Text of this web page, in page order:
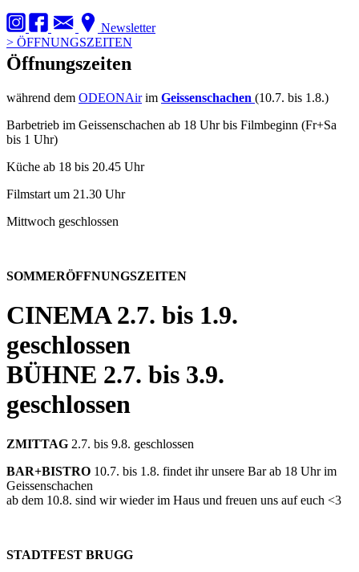
Newsletter
> ÖFFNUNGSZEITEN
Öffnungszeiten
während dem ODEONAirim Geissenschachen (10.7. bis 1.8.)
Barbetrieb im Geissenschachen ab 18 Uhr bis Filmbeginn (Fr+Sa
bis 1 Uhr)
Küche ab 18 bis 20.45 Uhr
Filmstart um 21.30 Uhr
Mittwoch geschlossen
SOMMERÖFFNUNGSZEITEN
CINEMA2.7. bis 1.9.
geschlossen
BÜHNE 2.7. bis 3.9.
geschlossen
ZMITTAG 2.7. bis 9.8. geschlossen
BAR+BISTRO 10.7. bis 1.8. findet ihr unsere Bar ab 18 Uhr im
Geissenschachen
ab dem 10.8. sind wir wieder im Haus und freuen uns auf euch <3
STADTFEST BRUGG